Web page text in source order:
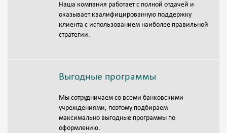
Наша компания работает с полной отдачей и
оказывает квалифицированную поддержку
клиента с использованием наиболее правильной
стратегии.
Выгодные программы
Мы сотрудничаем со всеми банковскими
учреждениями, поэтому подбираем
максимально выгодные программы по
оформлению.